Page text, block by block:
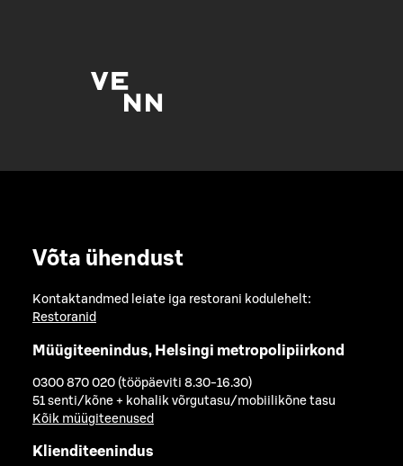
Võta ühendust
Kontaktandmed leiate iga restorani kodulehelt:
Restoranid
Müügiteenindus, Helsingi metropolipiirkond
0300 870 020 (tööpäeviti 8.30-16.30)
51 senti/kõne + kohalik võrgutasu/mobiilikõne tasu
Kõik müügiteenused
Klienditeenindus